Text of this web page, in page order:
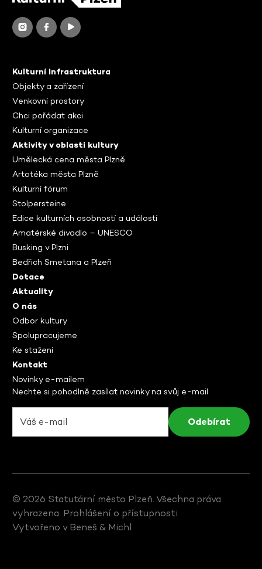
Kulturní infrastruktura
Objekty a zařízení
Venkovní prostory
Chci pořádat akci
Kulturní organizace
Aktivity v oblasti kultury
Umělecká cena města Plzně
Artotéka města Plzně
Kulturní fórum
Stolpersteine
Edice kulturních osobností a událostí
Amatérské divadlo – UNESCO
Busking v Plzni
Bedřich Smetana a Plzeň
Dotace
Aktuality
O nás
Odbor kultury
Spolupracujeme
Ke stažení
Kontakt
Novinky e-mailem
Nechte si pohodlně zasílat novinky na svůj e-mail
© 2026 Statutární město Plzeň. Všechna práva
vyhrazena. Prohlášení o přístupnosti
Vytvořeno vBeneš & Michl